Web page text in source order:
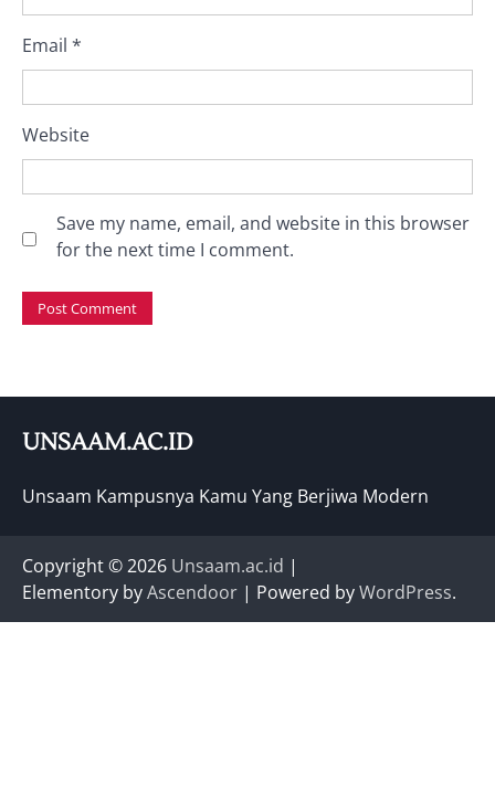
Email *
Website
Save my name, email, and website in this browser
for the next time I comment.
UNSAAM.AC.ID
Unsaam Kampusnya Kamu Yang Berjiwa Modern
Copyright © 2026 Unsaam.ac.id |
Elementory byAscendoor | Powered byWordPress.